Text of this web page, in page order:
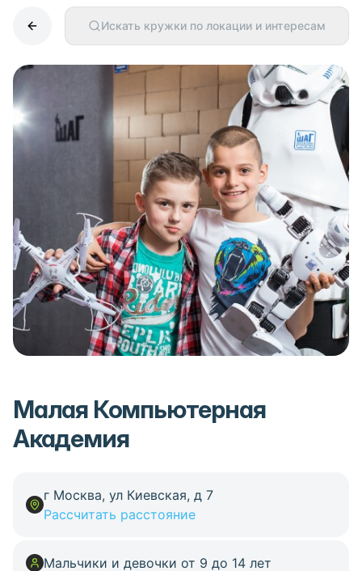
Искать кружки по локации и интересам
Малая Компьютерная
Академия
г Москва, ул Киевская, д 7
Рассчитать расстояние
Мальчики и девочки от 9 до 14 лет